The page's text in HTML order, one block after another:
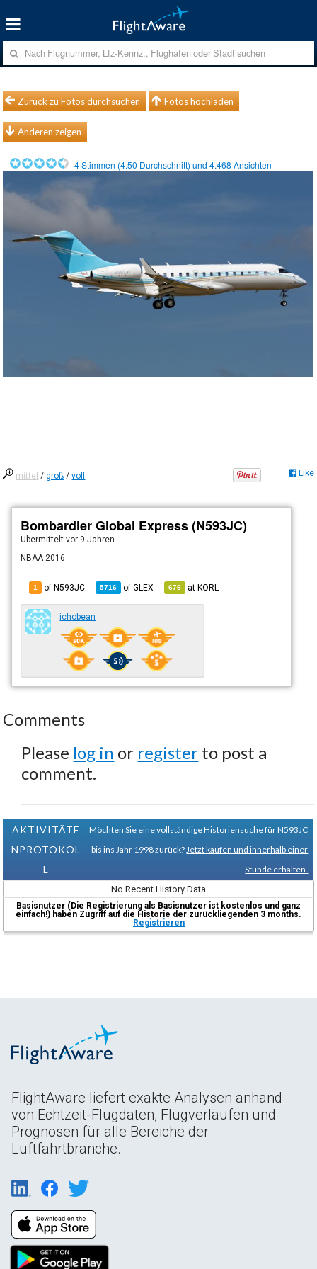
Zurück zu Fotos durchsuchen Fotos hochladen
Anderen zeigen
4Stimmen (4.50 Durchschnitt) und4.468 Ansichten
mittel /groß /voll Like
Bombardier Global Express (N593JC)
Übermitteltvor 9 Jahren
NBAA 2016
1 of N593JC 5716 ofGLEX 676 atKORL
ichobean
Comments
Please log in or register to post a
comment.
AKTIVITÄTE
NPROTOKOL
L
Möchten Sie eine vollständige Historiensuche für N593JC
bis ins Jahr 1998 zurück? Jetzt kaufen und innerhalb einer
Stunde erhalten.
No Recent History Data
Basisnutzer (Die Registrierung als Basisnutzer ist kostenlos und ganz
einfach!) haben Zugriff auf die Historie der zurückliegenden 3 months.
Registrieren
FlightAware liefert exakte Analysen anhand
von Echtzeit-Flugdaten, Flugverläufen und
Prognosen für alle Bereiche der
Luftfahrtbranche.